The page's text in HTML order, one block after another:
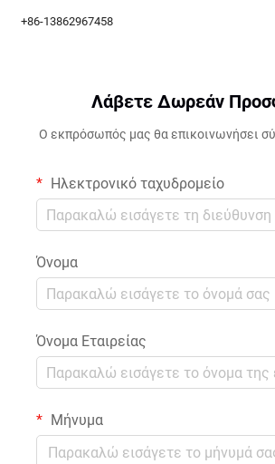
+86-13862967458
Λάβετε Δωρεάν
Ο εκπρόσωπός μας θα επικοινωνήσει
Ηλεκτρονικό ταχυδρομείο
Όνομα
Όνομα Εταιρείας
Μήνυμα